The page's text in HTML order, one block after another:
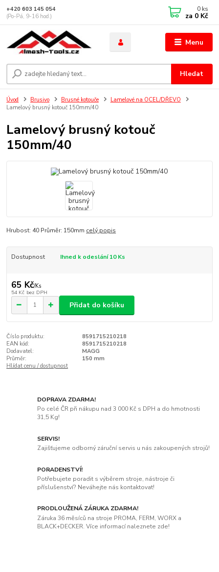
Menu
Hledat
+420 603 145 054
(Po-Pá, 9-16 hod.)
0 ks
za 0 Kč
Úvod Brusivo Brusné kotouče
Lamelové na OCEL/DŘEVO
Lamelový brusný kotouč 150mm/40
Lamelový brusný kotouč
150mm/40
Hrubost: 40 Průměr: 150mm celý popis
Dostupnost Ihned k odeslání 10 Ks
65 Kč/Ks
54 Kč bez DPH
Přidat do košíku
Číslo produktu:
8591715210218
EAN kód:
8591715210218
Dodavatel:
MAGG
Průměr:
150 mm
Hlídat cenu / dostupnost
DOPRAVA ZDARMA!
Po celé ČR při nákupu nad 3 000 Kč s DPH a do hmotnosti
31,5 Kg!
SERVIS!
Zajišťujeme odborný záruční servis u nás zakoupených strojů!
PORADENSTVÍ!
Potřebujete poradit s výběrem stroje, nástroje či
příslušenství? Neváhejte nás kontaktovat!
PRODLOUŽENÁ ZÁRUKA ZDARMA!
Záruka 36 měsíců na stroje PROMA, FERM, WORX a
BLACK+DECKER. Více informací naleznete zde!